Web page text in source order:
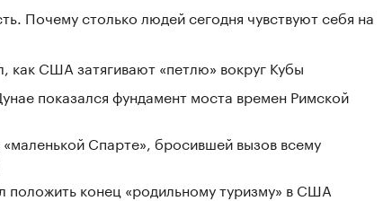
Почему столько людей сегодня чувствуют себя на
как США затягивают «петлю» вокруг Кубы
показался фундамент моста времен Римской
«маленькой Спарте», бросившей вызов всему
положить конец «родильному туризму» в США